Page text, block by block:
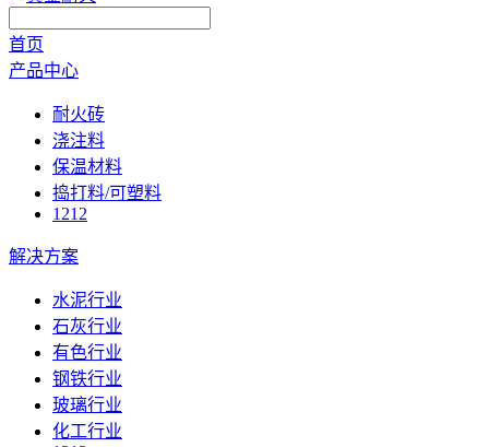
首页
产品中心
耐火砖
浇注料
保温材料
捣打料/可塑料
1212
解决方案
水泥行业
石灰行业
有色行业
钢铁行业
玻璃行业
化工行业